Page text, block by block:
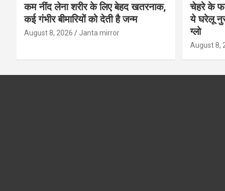
कम नींद लेना शरीर के लिए बेहद खतरनाक,
कई गंभीर बीमारियों को देती है जन्म
August 8, 2026 Janta mirror
चेहरे के
ये घरेलू
ग्लो
August 8,